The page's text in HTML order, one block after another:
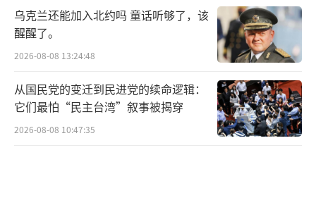
乌克兰还能加入北约吗 童话听够了，该
醒醒了。
2026-08-08 13:24:48
从国民党的变迁到民进党的续命逻辑：
它们最怕“民主台湾”叙事被揭穿
2026-08-08 10:47:35